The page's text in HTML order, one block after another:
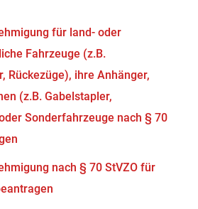
für land- oder
Fahrzeuge (z.B.
Rückezüge), ihre Anhänger,
(z.B. Gabelstapler,
Sonderfahrzeuge nach § 70
nach § 70 StVZO für